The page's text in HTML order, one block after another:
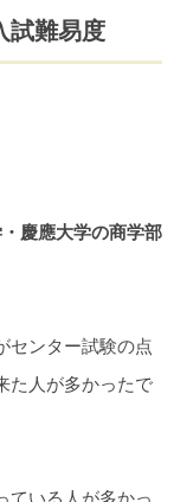
試難易度
慶應大学の商学部
センター試験の点
た人が多かったで